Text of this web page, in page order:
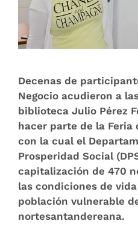
Decenas de
Negocio acudieron a
biblioteca Julio Pérez
hacer parte de la
con la cual el
Prosperidad Social
capitalización de 470
las condiciones de
población vulnerable
nortesantandereana.